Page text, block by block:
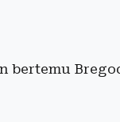
bertemu